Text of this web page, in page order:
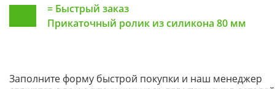
= Быстрый заказ
Прикаточный ролик из силикона 80 мм
Заполните форму быстрой покупки и наш менеджер